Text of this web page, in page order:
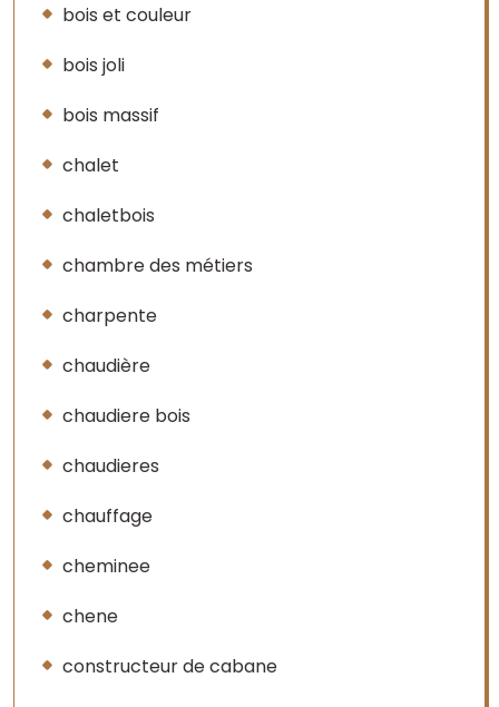
bois et couleur
bois joli
bois massif
chalet
chaletbois
chambre des métiers
charpente
chaudière
chaudiere bois
chaudieres
chauffage
cheminee
chene
constructeur de cabane